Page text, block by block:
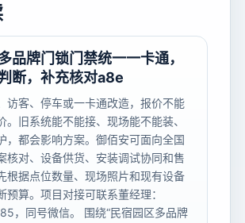
品牌门锁门禁统一一卡通，
断，补充核对a8e
访客、停车或一卡通改造，报价不能
。旧系统能不能接、现场能不能装、
，都会影响方案。御佰安可面向全国
核对、设备供货、安装调试协同和售
根据点位数量、现场照片和现有设备
预算。项目对接可联系董经理：
，同号微信。 围绕“民宿园区多品牌